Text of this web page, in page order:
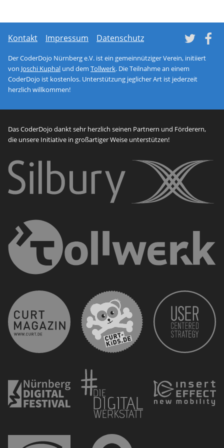
Kontakt Impressum Datenschutz
Der CoderDojo Nürnberg e.V. ist ein gemeinnütziger Verein, initiiert
von Joschi Kuphal und dem Tollwerk. Die Teilnahme an einem
CoderDojo ist kostenlos. Unterstützung jeglicher Art ist jederzeit
herzlich willkommen!
Das CoderDojo dankt sehr herzlich seinen Partnern und Förderern,
die unsere Initiative in großartiger Weise unterstützen!
Nürnberg Digital